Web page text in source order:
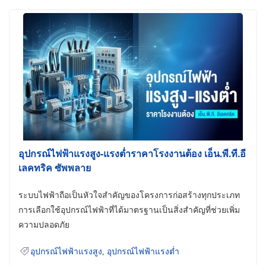
อุปกรณ์ไฟฟ้าแรงสูง-แรงต่ำราคาโรงงานต้อง เอ็น.พี.ที.อี
เลคทริค ซัพพลาย
ระบบไฟฟ้าถือเป็นหัวใจสำคัญของโครงการก่อสร้างทุกประเภท
การเลือกใช้อุปกรณ์ไฟฟ้าที่ได้มาตรฐานเป็นสิ่งสำคัญที่ช่วยเพิ่ม
ความปลอดภัย
อุปกรณ์ไฟฟ้าแรงสูง อุปกรณ์ไฟฟ้าแรงต่ำ